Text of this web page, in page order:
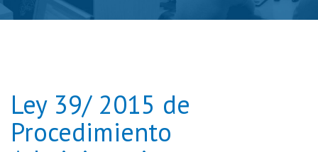
Ley 39/ 2015 de
Procedimiento